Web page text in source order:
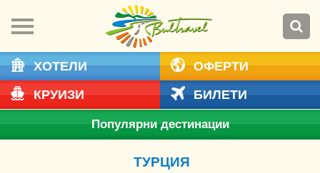
ХОТЕЛИ
ОФЕРТИ
КРУИЗИ
БИЛЕТИ
Популярни дестинации
ТУРЦИЯ